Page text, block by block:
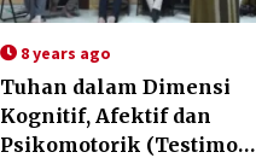
8 years ago
Tuhan dalam Dimensi
Kognitif, Afektif dan
Psikomotorik (Testimoni